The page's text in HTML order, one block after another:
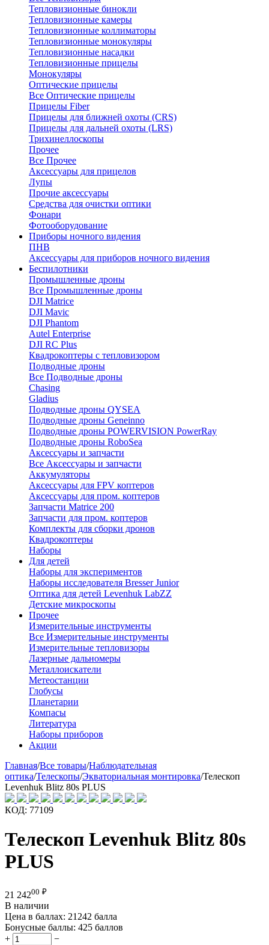
Тепловизионные бинокли
Тепловизионные камеры
Тепловизионные коллиматоры
Тепловизионные монокуляры
Тепловизионные насадки
Тепловизионные прицелы
Монокуляры
Оптические прицелы
Все Оптические прицелы
Прицелы Fiber
Прицелы для ближней охоты (CRS)
Прицелы для дальней охоты (LRS)
Трихинеллоскопы
Прочее
Все Прочее
Аксессуары для прицелов
Лупы
Прочие аксессуары
Средства для очистки оптики
Фонари
Фотооборудование
Приборы ночного видения
ПНВ
Аксессуары для приборов ночного видения
Беспилотники
Промышленные дроны
Все Промышленные дроны
DJI Matrice
DJI Mavic
DJI Phantom
Autel Enterprise
DJI RC Plus
Квадрокоптеры с тепловизором
Подводные дроны
Все Подводные дроны
Chasing
Gladius
Подводные дроны QYSEA
Подводные дроны Geneinno
Подводные дроны POWERVISION PowerRay
Подводные дроны RoboSea
Аксессуары и запчасти
Все Аксессуары и запчасти
Аккумуляторы
Аксессуары для FPV коптеров
Аксессуары для пром. коптеров
Запчасти Matrice 200
Запчасти для пром. коптеров
Комплекты для сборки дронов
Квадрокоптеры
Наборы
Для детей
Наборы для экспериментов
Наборы исследователя Bresser Junior
Оптика для детей Levenhuk LabZZ
Детские микроскопы
Прочее
Измерительные инструменты
Все Измерительные инструменты
Измерительные тепловизоры
Лазерные дальномеры
Металлоискатели
Метеостанции
Глобусы
Планетарии
Компасы
Литература
Наборы приборов
Акции
Главная/Все товары/Наблюдательная
оптика/Телескопы/Экваториальная монтировка/Телескоп
Levenhuk Blitz 80s PLUS
КОД: 77109
Телескоп Levenhuk Blitz 80s
PLUS
21 24200 ₽
В наличии
Цена в баллах: 21242 балла
Бонусные баллы: 425 баллов
+
−